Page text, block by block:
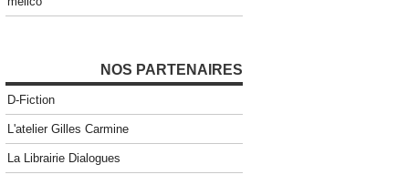
NOS PARTENAIRES
D-Fiction
L'atelier Gilles Carmine
La Librairie Dialogues